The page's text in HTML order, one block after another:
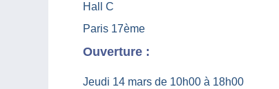
Hall C
Paris 17ème
Ouverture :
Jeudi 14 mars de 10h00 à 18h00